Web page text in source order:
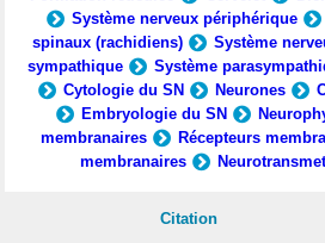
Système nerveux périphérique
spinaux (rachidiens)
Système
sympathique
Système
Cytologie du SN
Neurones
Embryologie du SN
membranaires
Récepteurs
membranaires
Citation